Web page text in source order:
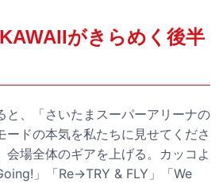
がきらめく後半
と、「さいたまスーパーアリーナの
ードの本気を私たちに見せてくださ
会場全体のギアを上げる。カッコよ
」「Re→TRY & FLY」「We